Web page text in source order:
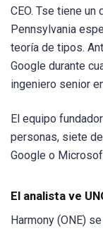
CEO. Tse tiene
Pennsylvania
teoría de tipos.
Google durante
ingeniero senior
El equipo
personas, siete
Google o
El analista ve
Harmony (ONE)